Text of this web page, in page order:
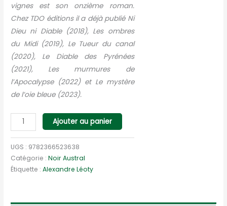
vignes est son onzième roman.
Chez TDO éditions il a déjà publié Ni
Dieu ni Diable (2018), Les ombres
du Midi (2019), Le Tueur du canal
(2020), Le Diable des Pyrénées
(2021), Les murmures de
l’Apocalypse (2022) et Le mystère
de l’oie bleue (2023).
quantité
de
Le
fantôme
des
Ajouter au panier
UGS : 9782366523638
Catégorie :Noir Austral
Étiquette :Alexandre Léoty